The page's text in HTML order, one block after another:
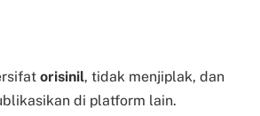
orisinil, tidak menjiplak, dan
di platform lain.